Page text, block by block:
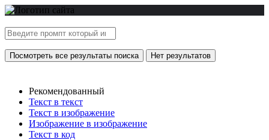
Посмотреть все результаты поиска Нет результатов
Рекомендованный
Текст в текст
Текст в изображение
Изображение в изображение
Текст в код